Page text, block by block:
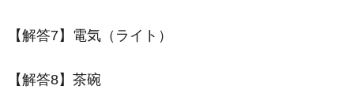
【解答7】電気（ライト）
【解答8】茶碗